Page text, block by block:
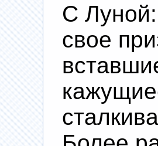
С
свое